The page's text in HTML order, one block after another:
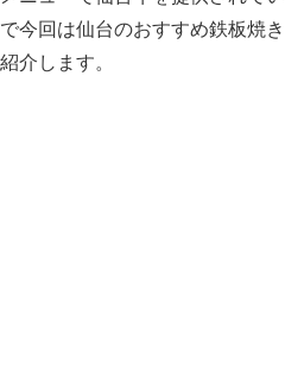
今回は仙台のおすすめ鉄板焼き
介します。